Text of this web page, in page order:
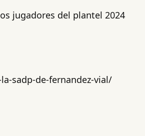
jugadores del plantel 2024
sadp-de-fernandez-vial/